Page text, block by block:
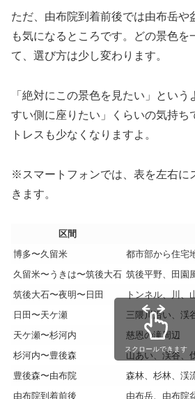
ただ、由布院到着前後では由布岳や
も気になるところです。どの景色を
て、選び方は少し変わります。
「絶対にこの景色を見たい」とい
すい側に座りたい」くらいの気持ち
トレスも少なくなりますよ。
※スマートフォンでは、表を左右に
きます。
区間
博多〜久留米
都市部から住宅
久留米〜うきは〜筑後大石 筑後平野、田園
筑後大石〜夜明〜日田
トンネル、川、
日田〜天ケ瀬
三隈川沿い、渓
天ケ瀬〜杉河内
慈恩の滝周辺
杉河内〜豊後森
山あい、渓谷、
豊後森〜由布院
森林、杉林、渓
由布院到着前後
由布岳、由布院
スクロールできます